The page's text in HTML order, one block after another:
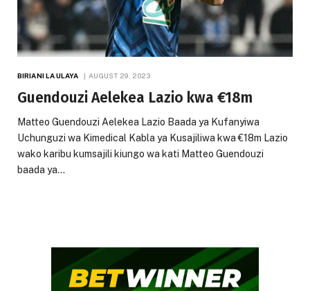
BIRIANI LA ULAYA AUGUST 29, 2023
Guendouzi Aelekea Lazio kwa €18m
Matteo Guendouzi Aelekea Lazio Baada ya Kufanyiwa
Uchunguzi wa Kimedical Kabla ya Kusajiliwa kwa €18m Lazio
wako karibu kumsajili kiungo wa kati Matteo Guendouzi
baada ya…